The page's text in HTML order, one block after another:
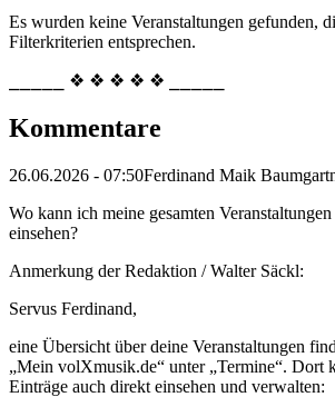
Es wurden keine Veranstaltungen gefunden,
Filterkriterien entsprechen.
⎯⎯⎯⎯⎯ ❖ ❖ ❖ ❖ ❖ ⎯⎯⎯⎯⎯
Kommentare
26.06.2026 - 07:50Ferdinand Maik
Wo kann ich meine gesamten
einsehen?
Anmerkung der Redaktion /Walter Säckl:
Servus Ferdinand,
eine Übersicht über deine Veranstaltungen
„Mein volXmusik.de“ unter „Termine“. Dort
Einträge auch direkt einsehen und verwalten: